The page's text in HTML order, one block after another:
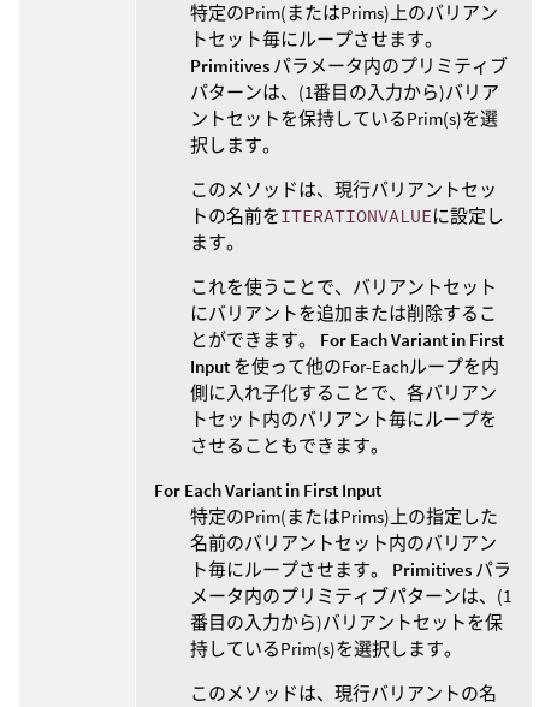
特定のPrim(またはPrims)上のバリアン
トセット毎にループさせます。
Primitives パラメータ内のプリミティブ
パターンは、(1番目の入力から)バリア
ントセットを保持しているPrim(s)を選
択します。
このメソッドは、現行バリアントセッ
トの名前をITERATIONVALUEに設定し
ます。
これを使うことで、バリアントセット
にバリアントを追加または削除するこ
とができます。 For Each Variant in First
Input を使って他のFor-Eachループを内
側に入れ子化することで、各バリアン
トセット内のバリアント毎にループを
させることもできます。
For Each Variant in First Input
特定のPrim(またはPrims)上の指定した
名前のバリアントセット内のバリアン
ト毎にループさせます。 Primitives パラ
メータ内のプリミティブパターンは、(1
番目の入力から)バリアントセットを保
持しているPrim(s)を選択します。
このメソッドは、現行バリアントの名